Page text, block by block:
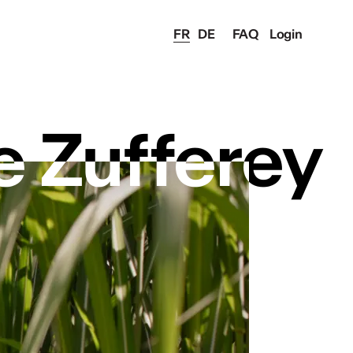
FAQ Login
FR DE
Zufferey
Zufferey